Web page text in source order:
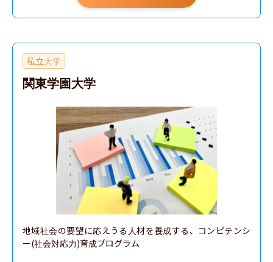
私立大学
関東学園大学
地域社会の要望に応えうる人材を養成する、コンピテンシ
ー(社会対応力)育成プログラム